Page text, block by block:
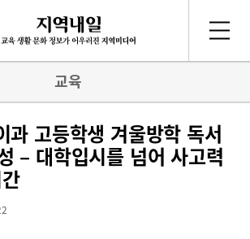
교육
과 고등학생 겨울방학 독서
– 대학입시를 넘어 사고력